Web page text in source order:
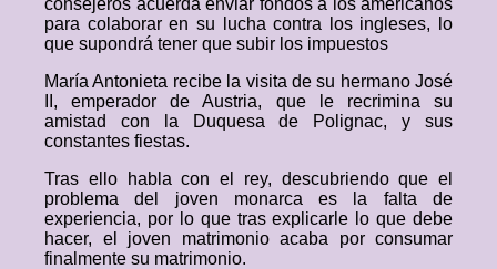
consejeros acuerda enviar fondos a los americanos
para colaborar en su lucha contra los ingleses, lo
que supondrá tener que subir los impuestos
María Antonieta recibe la visita de su hermano José
II, emperador de Austria, que le recrimina su
amistad con la Duquesa de Polignac, y sus
constantes fiestas.
Tras ello habla con el rey, descubriendo que el
problema del joven monarca es la falta de
experiencia, por lo que tras explicarle lo que debe
hacer, el joven matrimonio acaba por consumar
finalmente su matrimonio.